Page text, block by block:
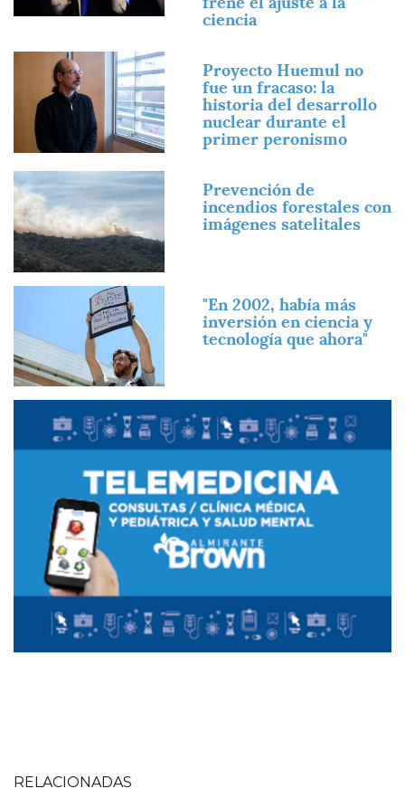
ciencia
Imagen
Proyecto Huemul no
fue un fracaso: la
historia del desarrollo
nuclear durante el
primer peronismo
Imagen
Prevención de
incendios forestales con
imágenes satelitales
"En 2002, había más
inversión en ciencia y
tecnología que ahora"
RELACIONADAS